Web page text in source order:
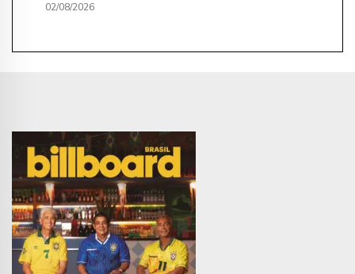
02/08/2026